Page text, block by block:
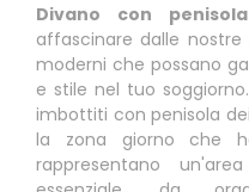
Divano con
affascinare dalle
moderni che possano
e stile nel tuo
imbottiti con penisola
la zona giorno che
rappresentano